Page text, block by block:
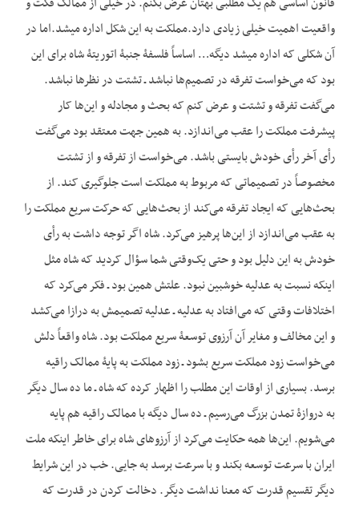
واقعیت اهمیت خیلی زیادی دارد.مملکت به این شکل اداره می‏شد.اما در
آن شکلی که اداره می‏شد دیگه… اساساً فلسفۀ جنبۀ اتوریتۀ شاه برای این
بود که می‌خواست تفرقه در تصمیم‌ها نباشد ـ تشتت در نظرها نباشد.
می‌گفت تفرقه و تشتت و عرض کنم که بحث و مجادله و این‌ها کار
پیشرفت مملکت را عقب می‌اندازد. به همین جهت معتقد بود می‌گفت
رأی آخر رأی خودش بایستی باشد. می‌خواست از تفرقه و از تشتت
مخصوصاً در تصمیماتی که مربوط به مملکت است جلوگیری کند. از
بحث‌هایی که ایجاد تفرقه می‌کند از بحث‌هایی که حرکت سریع مملکت را
به عقب می‌اندازد از این‌ها پرهیز می‌کرد. شاه اگر توجه داشت به رأی
خودش به این دلیل بود و حتی یک‌وقتی شما سؤال کردید که شاه مثل
این‏که نسبت به عدلیه خوش‏بین نبود. علتش همین بود ـ فکر می‌کرد که
اختلافات وقتی که می‌افتاد به عدلیه ـ عدلیه تصمیمش به درازا می‌کشد
و این مخالف و مغایر آن آرزوی توسعۀ سریع مملکت بود. شاه واقعاً دلش
می‌خواست زود مملکت سریع بشود ـ زود مملکت به پایۀ ممالک راقیه
برسد. بسیاری از اوقات این مطلب را اظهار کرده که شاه ـ ما ده سال دیگر
به دروازۀ تمدن بزرگ می‌رسیم ـ ده سال دیگه با ممالک راقیه هم پایه
می‌شویم. این‌ها همه حکایت می‌کرد از آرزوهای شاه برای خاطر این‏که ملت
ایران با سرعت توسعه بکند و با سرعت برسد به جایی. خب در این شرایط
دیگر تقسیم قدرت که معنا نداشت دیگر. دخالت کردن در قدرت که